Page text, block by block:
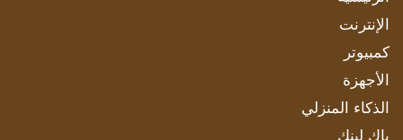
الإنترنت
كمبيوتر
الأجهزة
الذكاء المنزلي
باك لينك